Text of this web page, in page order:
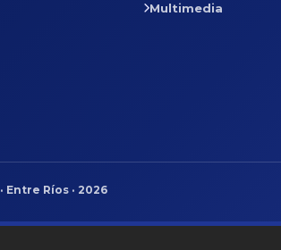
Multimedia
· Entre Ríos · 2026